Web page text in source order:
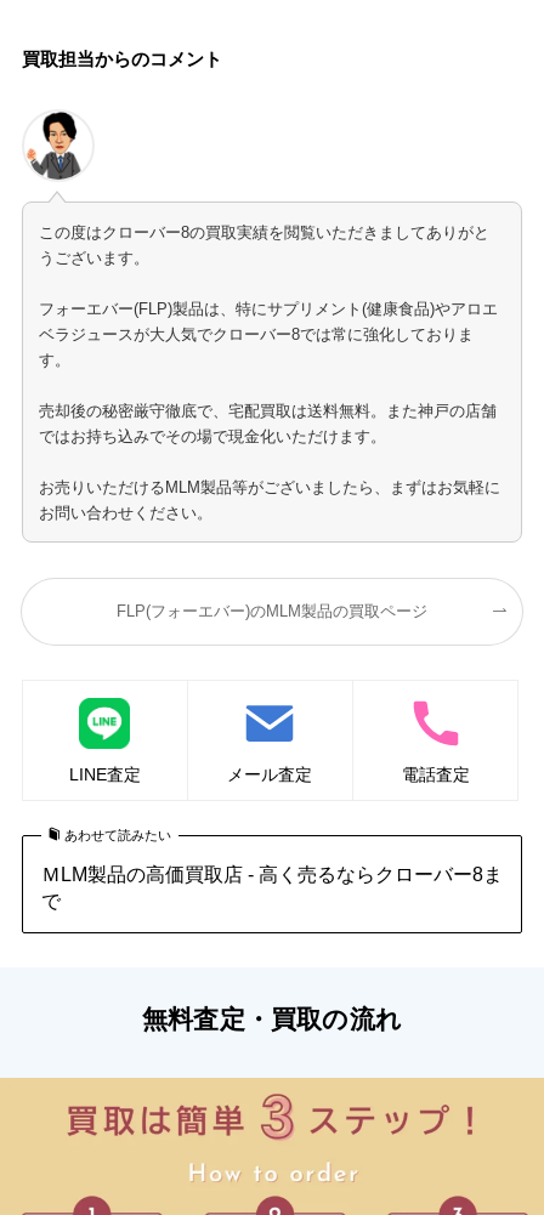
買取担当からのコメント
この度はクローバー8の買取実績を閲覧いただきましてありがと
うございます。
フォーエバー(FLP)製品は、特にサプリメント(健康食品)やアロエ
ベラジュースが大人気でクローバー8では常に強化しておりま
す。
売却後の秘密厳守徹底で、宅配買取は送料無料。また神戸の店舗
ではお持ち込みでその場で現金化いただけます。
お売りいただけるMLM製品等がございましたら、まずはお気軽に
お問い合わせください。
FLP(フォーエバー)のMLM製品の買取ページ
LINE査定 メール査定 電話査定
あわせて読みたい
ＭLM製品の高価買取店 - 高く売るならクローバー8ま
で
無料査定・買取の流れ